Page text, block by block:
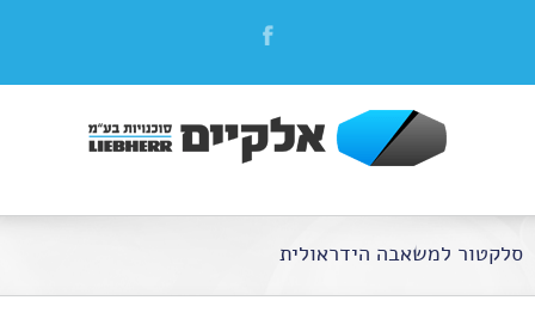
סלקטור למשאבה הידראולית